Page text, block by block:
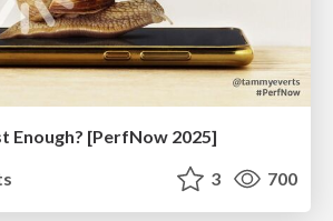
Enough? [PerfNow 2025]
3 700